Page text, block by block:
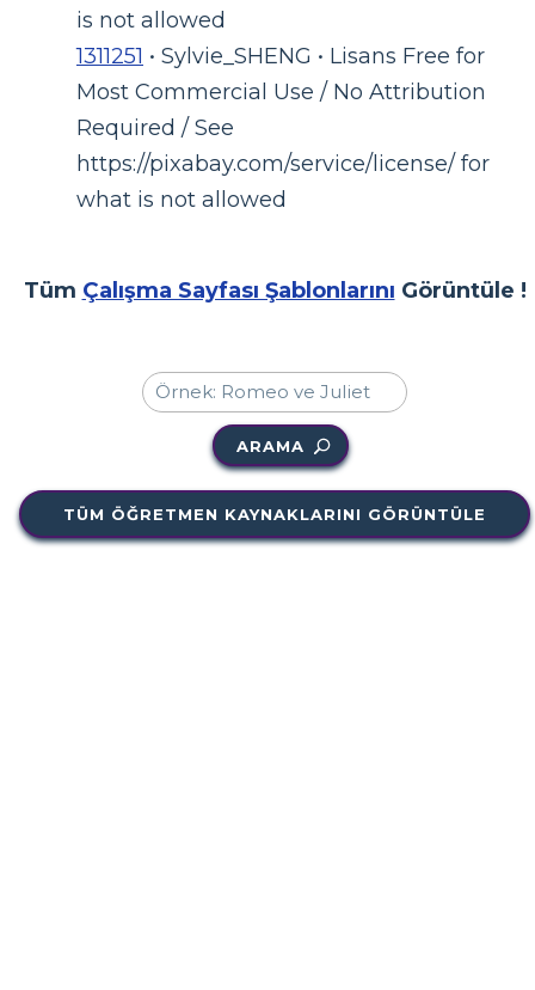
is not allowed
1311251 • Sylvie_SHENG • Lisans Free for
Most Commercial Use / No Attribution
Required / See
https://pixabay.com/service/license/ for
what is not allowed
Tüm Çalışma Sayfası Şablonlarını Görüntüle !
ARAMA
TÜM ÖĞRETMEN KAYNAKLARINI GÖRÜNTÜLE